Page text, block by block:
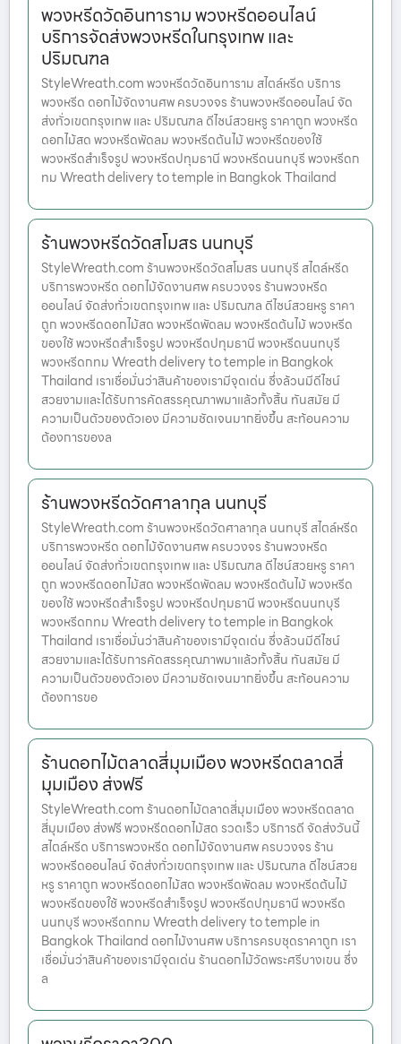
พวงหรีดวัดอินทาราม พวงหรีดออนไลน์
บริการจัดส่งพวงหรีดในกรุงเทพ และ
ปริมณฑล
StyleWreath.com พวงหรีดวัดอินทาราม สไตล์หรีด บริการ
พวงหรีด ดอกไม้จัดงานศพ ครบวงจร ร้านพวงหรีดออนไลน์ จัด
ส่งทั่วเขตกรุงเทพ และ ปริมณฑล ดีไซน์สวยหรู ราคาถูก พวงหรีด
ดอกไม้สด พวงหรีดพัดลม พวงหรีดต้นไม้ พวงหรีดของใช้
พวงหรีดสำเร็จรูป พวงหรีดปทุมธานี พวงหรีดนนทบุรี พวงหรีดก
ทม Wreath delivery to temple in Bangkok Thailand
ร้านพวงหรีดวัดสโมสร นนทบุรี
StyleWreath.com ร้านพวงหรีดวัดสโมสร นนทบุรี สไตล์หรีด
บริการพวงหรีด ดอกไม้จัดงานศพ ครบวงจร ร้านพวงหรีด
ออนไลน์ จัดส่งทั่วเขตกรุงเทพ และ ปริมณฑล ดีไซน์สวยหรู ราคา
ถูก พวงหรีดดอกไม้สด พวงหรีดพัดลม พวงหรีดต้นไม้ พวงหรีด
ของใช้ พวงหรีดสำเร็จรูป พวงหรีดปทุมธานี พวงหรีดนนทบุรี
พวงหรีดกทม Wreath delivery to temple in Bangkok
Thailand เราเชื่อมั่นว่าสินค้าของเรามีจุดเด่น ซึ่งล้วนมีดีไซน์
สวยงามและได้รับการคัดสรรคุณภาพมาแล้วทั้งสิ้น ทันสมัย มี
ความเป็นตัวของตัวเอง มีความชัดเจนมากยิ่งขึ้น สะท้อนความ
ต้องการของล
ร้านพวงหรีดวัดศาลากุล นนทบุรี
StyleWreath.com ร้านพวงหรีดวัดศาลากุล นนทบุรี สไตล์หรีด
บริการพวงหรีด ดอกไม้จัดงานศพ ครบวงจร ร้านพวงหรีด
ออนไลน์ จัดส่งทั่วเขตกรุงเทพ และ ปริมณฑล ดีไซน์สวยหรู ราคา
ถูก พวงหรีดดอกไม้สด พวงหรีดพัดลม พวงหรีดต้นไม้ พวงหรีด
ของใช้ พวงหรีดสำเร็จรูป พวงหรีดปทุมธานี พวงหรีดนนทบุรี
พวงหรีดกทม Wreath delivery to temple in Bangkok
Thailand เราเชื่อมั่นว่าสินค้าของเรามีจุดเด่น ซึ่งล้วนมีดีไซน์
สวยงามและได้รับการคัดสรรคุณภาพมาแล้วทั้งสิ้น ทันสมัย มี
ความเป็นตัวของตัวเอง มีความชัดเจนมากยิ่งขึ้น สะท้อนความ
ต้องการขอ
ร้านดอกไม้ตลาดสี่มุมเมือง พวงหรีดตลาดสี่
มุมเมือง ส่งฟรี
StyleWreath.com ร้านดอกไม้ตลาดสี่มุมเมือง พวงหรีดตลาด
สี่มุมเมือง ส่งฟรี พวงหรีดดอกไม้สด รวดเร็ว บริการดี จัดส่งวันนี้
สไตล์หรีด บริการพวงหรีด ดอกไม้จัดงานศพ ครบวงจร ร้าน
พวงหรีดออนไลน์ จัดส่งทั่วเขตกรุงเทพ และ ปริมณฑล ดีไซน์สวย
หรู ราคาถูก พวงหรีดดอกไม้สด พวงหรีดพัดลม พวงหรีดต้นไม้
พวงหรีดของใช้ พวงหรีดสำเร็จรูป พวงหรีดปทุมธานี พวงหรีด
นนทบุรี พวงหรีดกทม Wreath delivery to temple in
Bangkok Thailand ดอกไม้งานศพ บริการครบชุดราคาถูก เรา
เชื่อมั่นว่าสินค้าของเรามีจุดเด่น ร้านดอกไม้วัดพระศรีบางเขน ซึ่ง
ล